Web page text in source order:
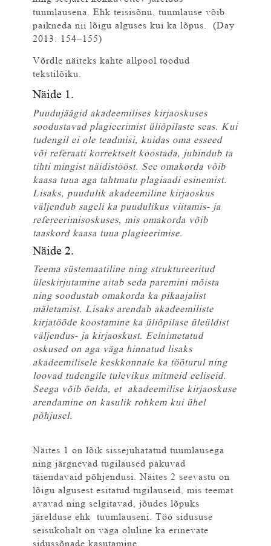
tuumlausena. Ehk teisisõnu, tuumlause võib
paikneda nii lõigu alguses kui ka lõpus. (Day
2013: 154–155)
Võrdle näiteks kahte allpool toodud
tekstilõiku.
Näide 1.
Puudujäägid akadeemilises kirjaoskuses
soodustavad plagieerimist üliõpilaste seas. Kui
tudengil ei ole teadmisi, kuidas oma esseed
või referaati korrektselt koostada, juhindub ta
tihti mingist näidistööst. See omakorda võib
kaasa tuua aga tahtmatu plagiaadi esinemist.
Lisaks, puudulik akadeemiline kirjaoskus
väljendub sageli ka puudulikus viitamis- ja
refereerimisoskuses, mis omakorda võib
taaskord kaasa tuua plagieerimise.
Näide 2.
Teema süstemaatiline ning struktureeritud
üleskirjutamine aitab seda paremini mõista
ning soodustab omakorda ka pikaajalist
mäletamist. Lisaks arendab akadeemiliste
kirjatööde koostamine ka üliõpilase üleüldist
väljendus- ja kirjaoskust. Eelnimetatud
oskused on aga väga hinnatud lisaks
akadeemilisele keskkonnale ka tööturul ning
loovad tudengile tulevikus mitmeid eeliseid.
Seega võib öelda, et akadeemilise kirjaoskuse
arendamine on kasulik rohkem kui ühel
põhjusel.
Näites 1 on lõik sissejuhatatud tuumlausega
ning järgnevad tugilaused pakuvad
täiendavaid põhjendusi. Näites 2 seevastu on
lõigu algusest esitatud tugilauseid, mis teemat
avavad ning selgitavad, jõudes lõpuks
järelduse ehk tuumlauseni. Töö sidususe
seisukohalt on väga oluline ka erinevate
sidussõnade kasutamine.